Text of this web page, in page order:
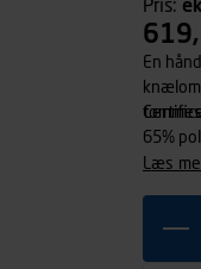
Pris:
En
65%
læs